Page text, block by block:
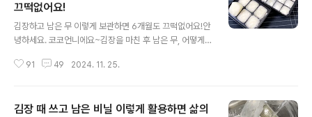
끄떡없어요!
김장하고 남은 무 이렇게 보관하면 6개월도 끄떡없어요!안
녕하세요. 코코언니에요~김장을 마친 후 남은 무, 어떻게
되지만 잘못 보관하면 쉽게 물러지거나 썩어서 버리게 되
실 수 있답니다^^ 김장하고 남은 무는 나물이나 국에 넣
91 49 2024. 11. 25.
김장 때 쓰고 남은 비닐 이렇게 활용하면 삶의